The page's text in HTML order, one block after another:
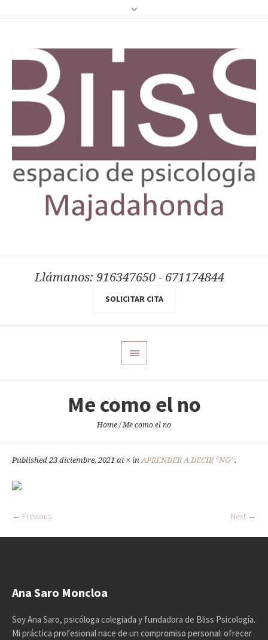
Llámanos: 916347650 - 671174844
SOLICITAR CITA
Me como el no
Home /Me como el no
Published 23 diciembre, 2021 at × inAPRENDER A DECIR “NO”.
← Previous Next →
Ana Saro Moncloa
Soy Ana Saro, psicóloga colegiada y fundadora de Bliss Psicología.
Mi práctica profesional nace de un compromiso personal: ofrecer